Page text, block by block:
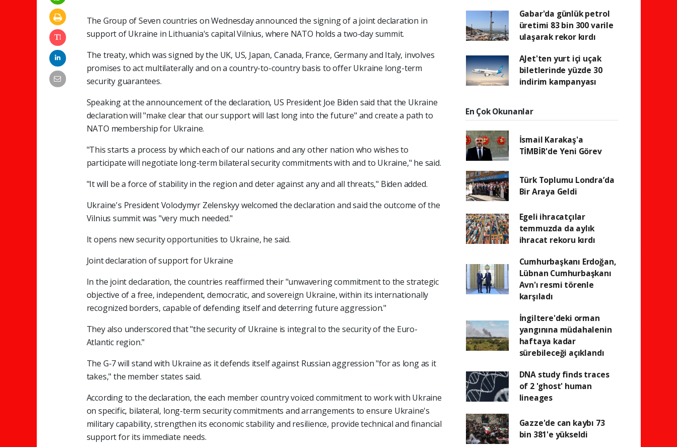
The Group of Seven countries on Wednesday announced the signing of a joint declaration in
support of Ukraine in Lithuania's capital Vilnius, where NATO holds a two-day summit.
The treaty, which was signed by the UK, US, Japan, Canada, France, Germany and Italy, involves
promises to act multilaterally and on a country-to-country basis to offer Ukraine long-term
security guarantees.
Speaking at the announcement of the declaration, US President Joe Biden said that the Ukraine
declaration will "make clear that our support will last long into the future" and create a path to
NATO membership for Ukraine.
"This starts a process by which each of our nations and any other nation who wishes to
participate will negotiate long-term bilateral security commitments with and to Ukraine," he said.
"It will be a force of stability in the region and deter against any and all threats," Biden added.
Ukraine's President Volodymyr Zelenskyy welcomed the declaration and said the outcome of the
Vilnius summit was "very much needed."
It opens new security opportunities to Ukraine, he said.
Joint declaration of support for Ukraine
In the joint declaration, the countries reaffirmed their "unwavering commitment to the strategic
objective of a free, independent, democratic, and sovereign Ukraine, within its internationally
recognized borders, capable of defending itself and deterring future aggression."
They also underscored that "the security of Ukraine is integral to the security of the Euro-
Atlantic region."
The G-7 will stand with Ukraine as it defends itself against Russian aggression "for as long as it
takes," the member states said.
According to the declaration, the each member country voiced commitment to work with Ukraine
on specific, bilateral, long-term security commitments and arrangements to ensure Ukraine's
military capability, strengthen its economic stability and resilience, provide technical and financial
support for its immediate needs.
Gabar'da günlük petrol
üretimi 83 bin 300 varile
ulaşarak rekor kırdı
AJet'ten yurt içi uçak
biletlerinde yüzde 30
indirim kampanyası
En Çok Okunanlar
İsmail Karakaş'a
TİMBİR'de Yeni Görev
Türk Toplumu Londra’da
Bir Araya Geldi
Egeli ihracatçılar
temmuzda da aylık
ihracat rekoru kırdı
Cumhurbaşkanı Erdoğan,
Lübnan Cumhurbaşkanı
Avn'ı resmi törenle
karşıladı
İngiltere'deki orman
yangınına müdahalenin
haftaya kadar
sürebileceği açıklandı
DNA study finds traces
of 2 'ghost' human
lineages
Gazze'de can kaybı 73
bin 381'e yükseldi